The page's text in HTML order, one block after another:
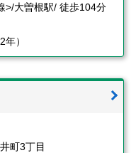
>/大曽根駅/ 徒歩104分
）
町3丁目